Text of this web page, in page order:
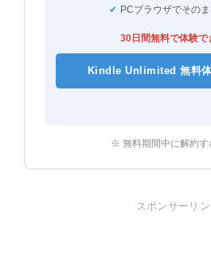
✔ PCブラウザでその
30日間無料で体験で
Kindle Unlimited 無料
※ 無料期間中に解約す
スポンサーリン